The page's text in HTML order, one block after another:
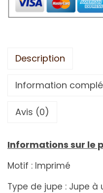
Description
Information
Avis (0)
Informations sur le
Motif : Imprimé
Type de jupe : Jupe à